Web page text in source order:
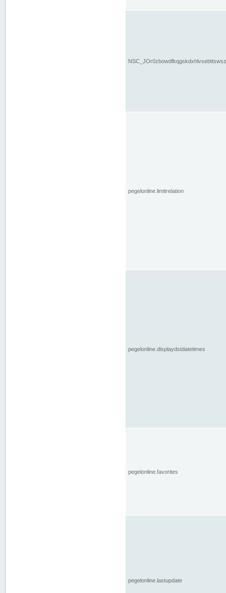
pegelonline.limitrelation
pegelonline.displaydstdatetimes
pegelonline.favorites
pegelonline.lastupdate